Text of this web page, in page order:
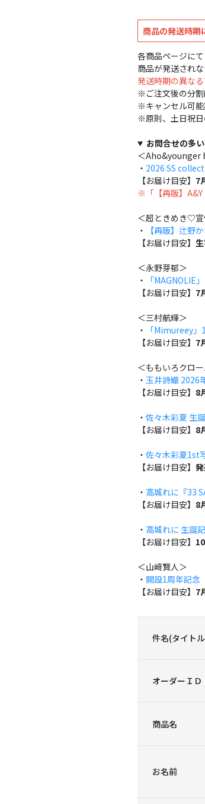
商品の発送時期
各商品ページに
商品が発送され
発送時期の異な
※ご注文後の分割
※キャンセル可能
※原則、土日祝日
お問合せの多
＜Aho&younger
・ 2026 SS
【お届け目安】 7
※「【再販】
＜超ときめき♡宣
・
【再販】辻野
【お届け目安】
＜永野芽郁＞
・
「MAGNOLIE
【お届け目安】 7
＜三村航輝＞
・
「Mimureey」
【お届け目安】 7
＜ももいろクロ
・ 玉井詩織 2026
【お届け目安】 8
・ 佐々木彩夏 生
【お届け目安】 8
・ 佐々木彩夏1st
【お届け目安】
・ 高城れに『33
【お届け目安】 8
・ 高城れに 生誕
【お届け目安】
＜山﨑賢人＞
・ 開設1周年記念
【お届け目安】 7
件名(タイト
オーダーＩＤ
商品名
お名前